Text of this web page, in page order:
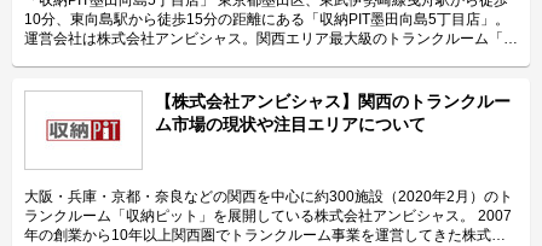
10分、東向島駅から徒歩15分の距離にある「収納PIT墨田向島5丁目店」。
運営会社は株式会社アンビシャス。関西エリア最大級のトランクルーム「収
っています。 今回は、株式会社アンビシャスが運営している「収納PIT墨田
向島5丁目店」の特長や利用用途などをご紹介致します。 「収納PIT墨田向
島5丁目店」の特長を教えてください。 「収納PIT墨田向島5丁目店」は都道
ルームです。外の前面道路は広くて車付けもあるため、荷物をスムーズに搬
入搬出頂けます。 2020年1月にオープンした「収納PIT墨田向島5丁目店」
は、関西/大阪府下トップシェアを誇る株式会社アンビシャスの関東1号店
で、墨田区では珍しい全室1階の屋内型トランクルームです。 自社製のパー
【株式会社アンビシャス】関西のトランクルー
ム市場の現状や注目エリアについて
大阪・兵庫・京都・奈良などの関西を中心に約300施設（2020年2月）のト
ランクルーム「収納ピット」を展開している株式会社アンビシャス。 2007
年の創業から10年以上関西圏でトランクルーム事業を運営してきた株式会